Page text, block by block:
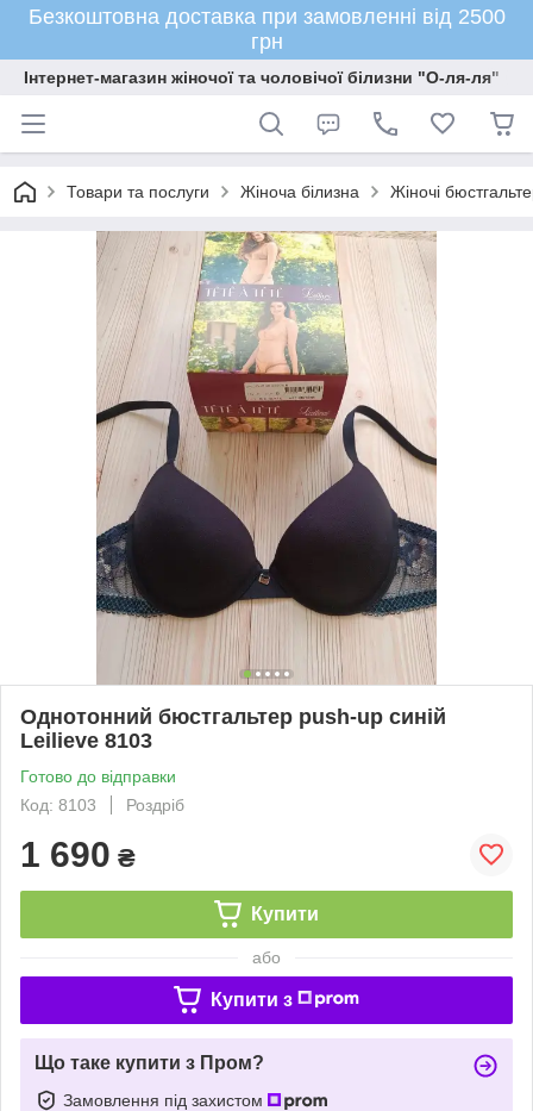
Безкоштовна доставка при замовленні від 2500
грн
Інтернет-магазин жіночої та чоловічої білизни "О-ля-ля"
Товари та послуги Жіноча білизна Жіночі
Однотонний бюстгальтер push-up синій
Leilieve 8103
Готово до відправки
Код: 8103
Роздріб
1 690 ₴
Купити
або
Купити з
Що таке купити з Пром?
Замовлення під захистом